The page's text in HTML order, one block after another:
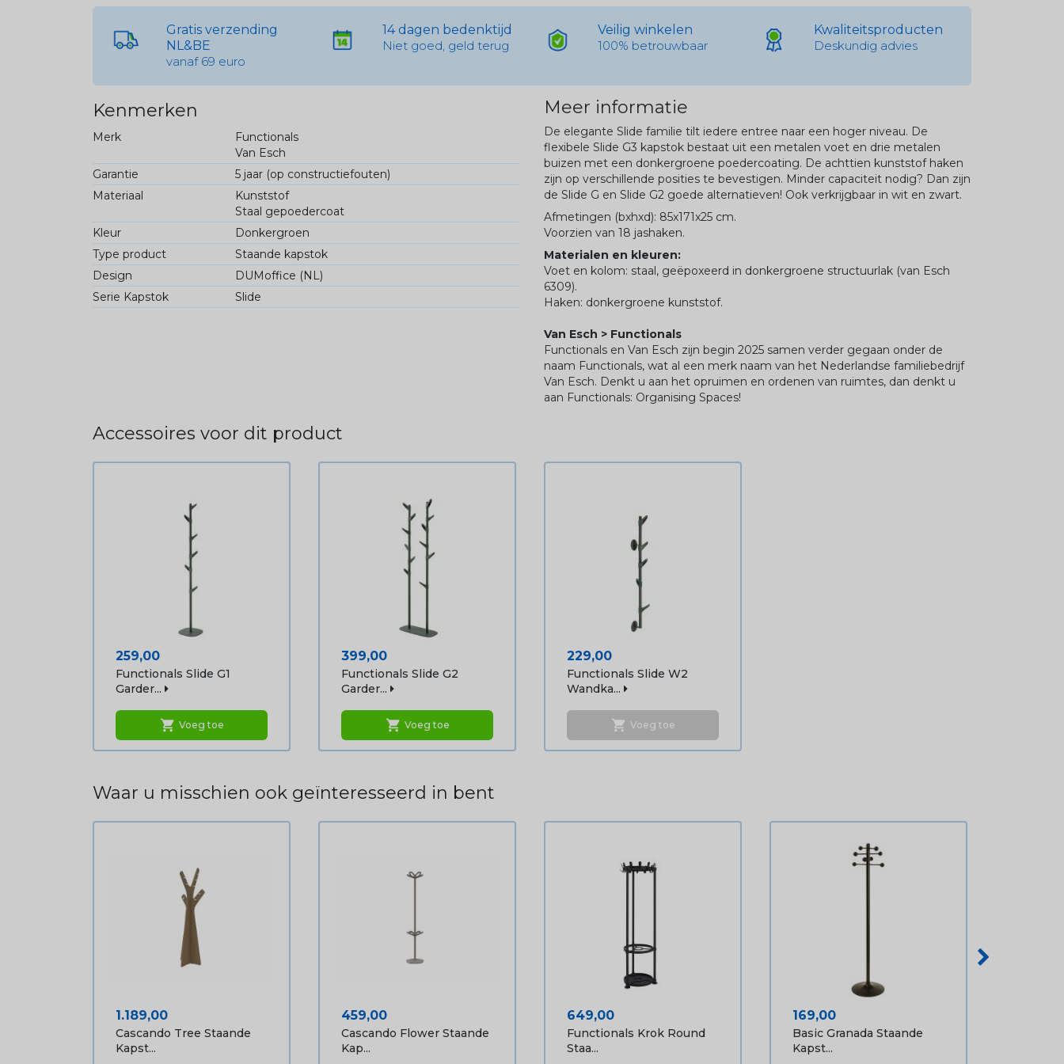
Gratis verzending
NL&BE
vanaf 69 euro
14 dagen bedenktijd
Niet goed, geld terug
Veilig winkelen
100% betrouwbaar
Kwaliteitsproducten
Deskundig advies
Kenmerken
Merk
Functionals
Van Esch
Garantie
5 jaar (op constructiefouten)
Materiaal
Kunststof
Staal gepoedercoat
Kleur
Donkergroen
Type product
Staande kapstok
Design
DUMoffice (NL)
Serie Kapstok
Slide
Meer informatie
De elegante Slide familie tilt iedere entree naar een hoger niveau. De
flexibele Slide G3 kapstok bestaat uit een metalen voet en drie metalen
buizen met een donkergroene poedercoating. De achttien kunststof haken
zijn op verschillende posities te bevestigen. Minder capaciteit nodig? Dan zijn
de Slide G en Slide G2 goede alternatieven! Ook verkrijgbaar in wit en zwart.
Afmetingen (bxhxd): 85x171x25 cm.
Voorzien van 18 jashaken.
Materialen en kleuren:
Voet en kolom: staal, geëpoxeerd in donkergroene structuurlak (van Esch
6309).
Haken: donkergroene kunststof.
Van Esch > Functionals
Functionals en Van Esch zijn begin 2025 samen verder gegaan onder de
naam Functionals, wat al een merk naam van het Nederlandse familiebedrijf
Van Esch. Denkt u aan het opruimen en ordenen van ruimtes, dan denkt u
aan Functionals: Organising Spaces!
Accessoires voor dit product
Prijs
259,00
Functionals Slide G1
Garder...
shopping_cart Voeg toe
Prijs
399,00
Functionals Slide G2
Garder...
shopping_cart Voeg toe
Prijs
229,00
Functionals Slide W2
Wandka...
shopping_cart Voeg toe
Waar u misschien ook geïnteresseerd in bent
Prijs
1.189,00
Cascando Tree Staande
Kapst...
Prijs
459,00
Cascando Flower Staande
Kap...
Prijs
649,00
Functionals Krok Round
Staa...
Prijs
169,00
Basic Granada Staande
Kapst...